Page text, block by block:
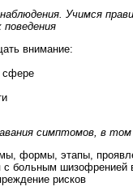
Учимся
внимание:
сфере
симптомов, в том
формы, этапы,
с больным шизофренией
рисков